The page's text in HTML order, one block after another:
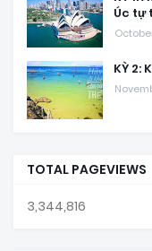
Úc tự
KỲ 2:
TOTAL PAGEVIEWS
3,344,816